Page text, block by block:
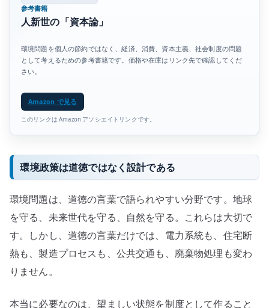
参考書籍
人新世の「資本論」
環境問題を個人の節約ではなく、経済、消費、資本主義、社会制度の問題
として考えるための参考書籍です。価格や在庫はリンク先で確認してくだ
さい。
Amazon で見る
このリンクは Amazon アソシエイトリンクです。
環境政策は道徳ではなく設計である
環境問題は、道徳の言葉で語られやすい分野です。地球
を守る、未来世代を守る、自然を守る。これらは大切で
す。しかし、道徳の言葉だけでは、電力系統も、住宅断
熱も、製造プロセスも、公共交通も、廃棄物処理も変わ
りません。
本当に必要なのは、望ましい状態を制度として作ること